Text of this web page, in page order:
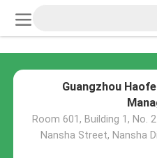
Guangzhou
Room 601, Building 1, No.
Nansha Street, Nansha